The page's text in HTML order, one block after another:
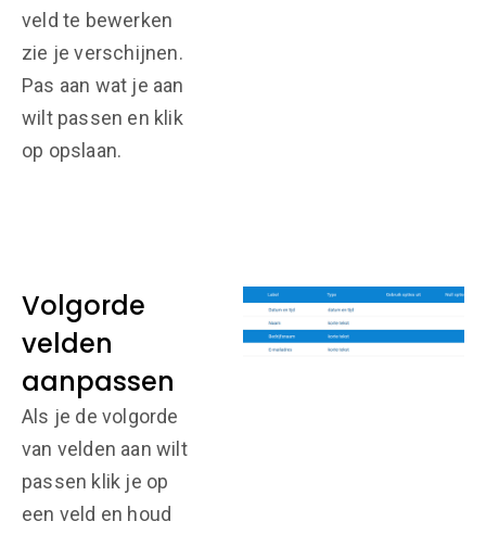
veld te bewerken
zie je verschijnen.
Pas aan wat je aan
wilt passen en klik
op opslaan.
Volgorde
velden
aanpassen
Als je de volgorde
van velden aan wilt
passen klik je op
een veld en houd